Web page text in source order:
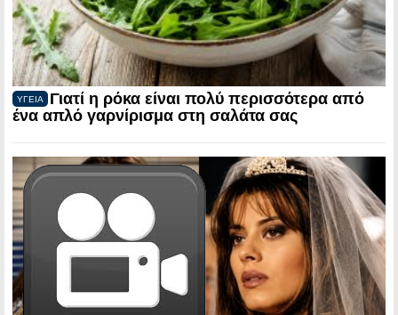
ΥΓΕΙΑ
Γιατί η ρόκα είναι πολύ περισσότερα από
ένα απλό γαρνίρισμα στη σαλάτα σας